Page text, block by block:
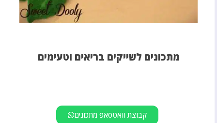
מתכונים לשייקים בריאים וטעימים
קבוצת וואטסאפ מתכונים